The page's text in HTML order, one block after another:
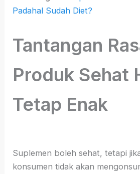
Padahal Sudah Diet?
Tantangan
Produk Sehat
Tetap Enak
Suplemen boleh sehat, tetapi
konsumen tidak akan